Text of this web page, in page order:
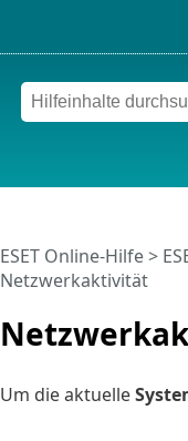
ESET Online-Hilfe>
Netzwerkaktivität
Um die aktuelle